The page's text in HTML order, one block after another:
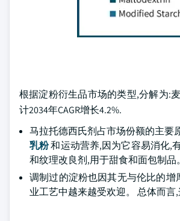
根据淀粉衍生品市场的类型,分解为:
计2034年CAGR增长4.2%.
马拉托德西氏剂占市场份额的主要
乳粉和运动营养,因为它容易消化,
和纹理改良剂,用于甜食和面包制品
调制过的淀粉也因其无与伦比的
业工艺中越来越受欢迎。 总体而